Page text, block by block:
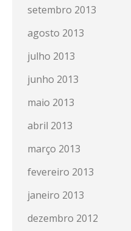
setembro 2013
agosto 2013
julho 2013
junho 2013
maio 2013
abril 2013
março 2013
fevereiro 2013
janeiro 2013
dezembro 2012